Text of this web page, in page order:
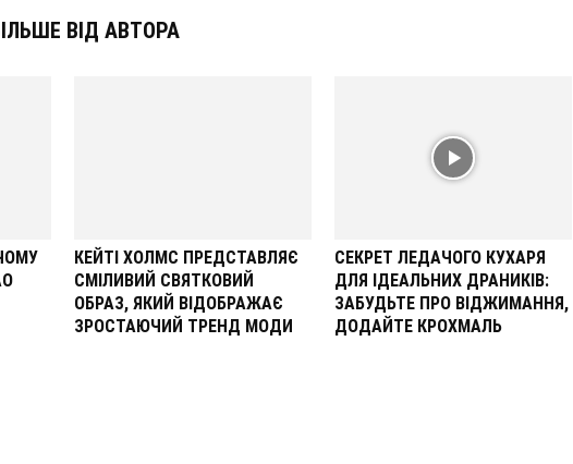
ВІД АВТОРА
КЕЙТІ ХОЛМС ПРЕДСТАВЛЯЄ
СМІЛИВИЙ СВЯТКОВИЙ
ОБРАЗ, ЯКИЙ ВІДОБРАЖАЄ
ЗРОСТАЮЧИЙ ТРЕНД МОДИ
СЕКРЕТ ЛЕДАЧОГО КУХАРЯ
ДЛЯ ІДЕАЛЬНИХ ДРАНИКІВ:
ЗАБУДЬТЕ ПРО ВІДЖИМАННЯ,
ДОДАЙТЕ КРОХМАЛЬ